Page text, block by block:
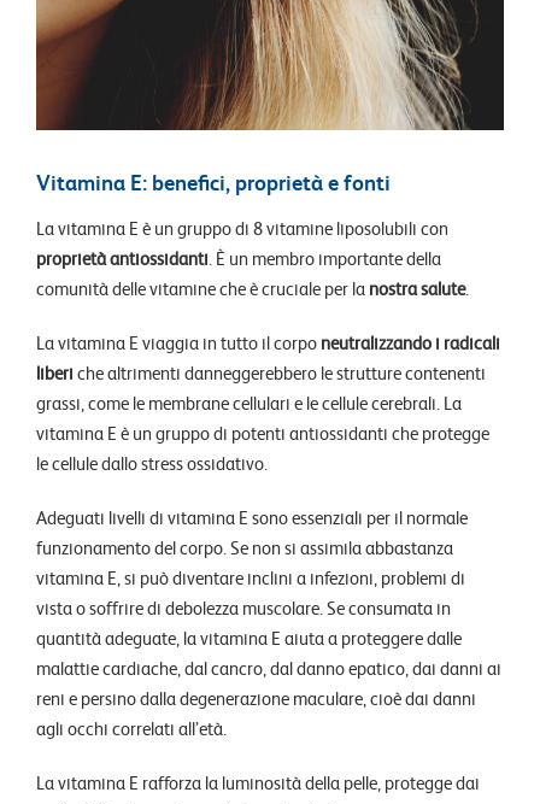
Vitamina E: benefici, proprietà e fonti
La vitamina E è un gruppo di 8 vitamine liposolubili con
proprietà antiossidanti. È un membro importante della
comunità delle vitamine che è cruciale per la nostra salute.
La vitamina E viaggia in tutto il corpo neutralizzando i radicali
liberi che altrimenti danneggerebbero le strutture contenenti
grassi, come le membrane cellulari e le cellule cerebrali. La
vitamina E è un gruppo di potenti antiossidanti che protegge
le cellule dallo stress ossidativo.
Adeguati livelli di vitamina E sono essenziali per il normale
funzionamento del corpo. Se non si assimila abbastanza
vitamina E, si può diventare inclini a infezioni, problemi di
vista o soffrire di debolezza muscolare. Se consumata in
quantità adeguate, la vitamina E aiuta a proteggere dalle
malattie cardiache, dal cancro, dal danno epatico, dai danni ai
reni e persino dalla degenerazione maculare, cioè dai danni
agli occhi correlati all’età.
La vitamina E rafforza la luminosità della pelle, protegge dai